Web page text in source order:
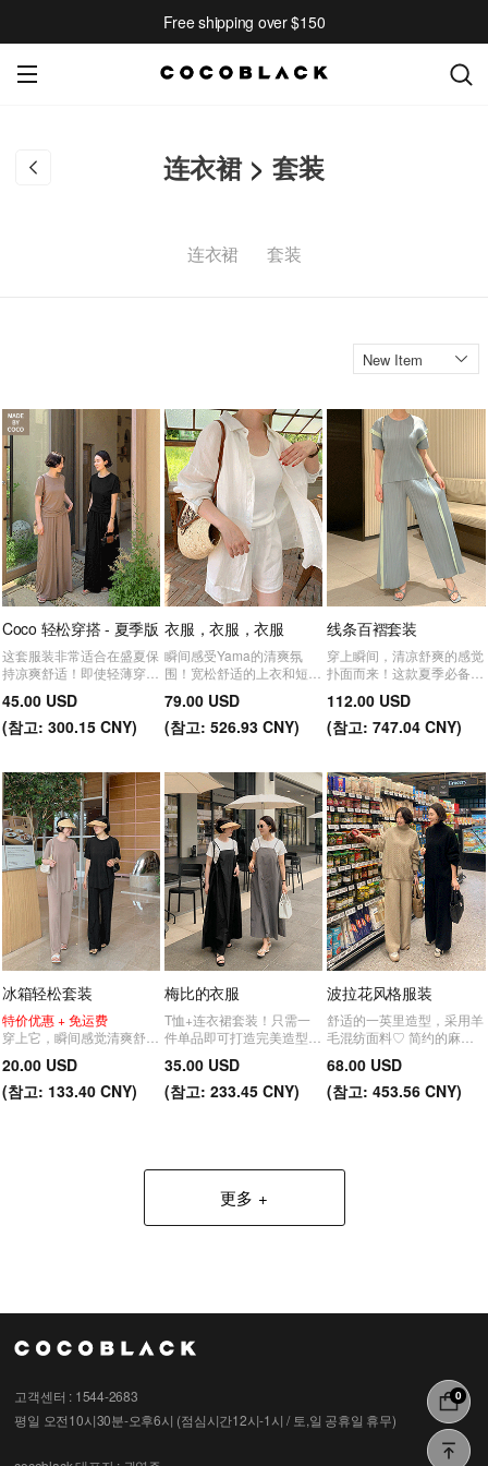
Free shipping over $150
0
连衣裙> 套装
连衣裙 套装
Coco 轻松穿搭 - 夏季版
这套服装非常适合在盛夏保
持凉爽舒适！即使轻薄穿着
也能打造时尚造型。
45.00 USD
(참고: 300.15 CNY)
衣服，衣服，衣服
瞬间感受Yama的清爽氛
围！宽松舒适的上衣和短裤
两件套！可单独穿着，也可
搭配穿着！Yama日常穿
搭，让您整个夏天都倍感舒
79.00 USD
(참고:526.93 CNY)
线条百褶套装
穿上瞬间，清凉舒爽的感觉
扑面而来！这款夏季必备单
品，宽松版型完美遮盖身材
缺陷，让你告别尴尬曲线。
112.00 USD
(참고:747.04 CNY)
冰箱轻松套装
特价优惠 + 免运费
穿上它，瞬间感觉清爽舒
何赘肉——是夏季必备的完
美单品。
20.00 USD
(참고: 133.40 CNY)
梅比的衣服
T恤+连衣裙套装！只需一
件单品即可打造完美造型。
35.00 USD
(참고:233.45 CNY)
波拉花风格服装
舒适的一英里造型，采用羊
毛混纺面料♡ 简约的麻花
套装
68.00 USD
(참고:453.56 CNY)
更多
고객센터 : 1544-2683
평일 오전10시30분-오후6시 (점심시간12시-1시 / 토,일 공휴일 휴무)